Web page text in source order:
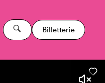
Billetterie